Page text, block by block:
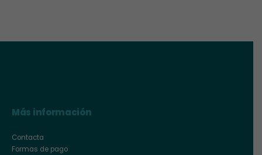
Más información
Contacta
Formas de pago